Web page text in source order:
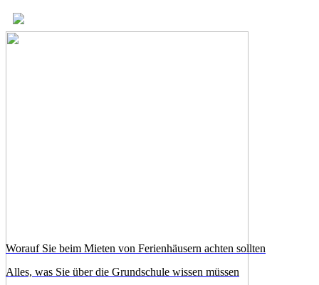
Worauf Sie beim Mieten von Ferienhäusern achten sollten
Alles, was Sie über die Grundschule wissen müssen